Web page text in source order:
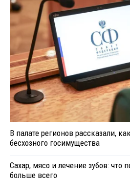
В палате регионов рассказали,
бесхозного госимущества
Сахар, мясо и лечение зубов: что
больше всего